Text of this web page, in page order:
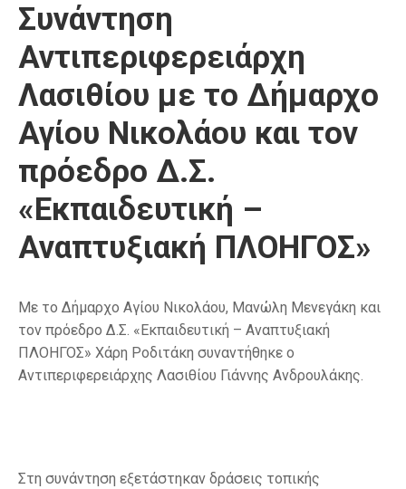
Συνάντηση
Αντιπεριφερειάρχη
Λασιθίου με το Δήμαρχο
Αγίου Νικολάου και τον
πρόεδρο Δ.Σ.
«Εκπαιδευτική –
Αναπτυξιακή ΠΛΟΗΓΟΣ»
Με το Δήμαρχο Αγίου Νικολάου, Μανώλη Μενεγάκη και
τον πρόεδρο Δ.Σ. «Εκπαιδευτική – Αναπτυξιακή
ΠΛΟΗΓΟΣ» Χάρη Ροδιτάκη συναντήθηκε ο
Αντιπεριφερειάρχης Λασιθίου Γιάννης Ανδρουλάκης.
Στη συνάντηση εξετάστηκαν δράσεις τοπικής